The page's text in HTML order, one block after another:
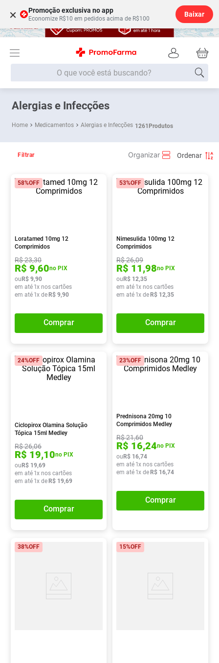
× Promoção exclusiva no app
Economize R$10 em pedidos acima de R$100
Baixar
O que você está buscando?
Alergias e Infecções
Medicamentos Alergias e Infecções 1261Produtos
Filtrar
58%OFF
Loratamed 10mg 12
Comprimidos
R$23,30
R$ 9,60no PIX
ouR$ 9,90
em até 1x nos cartões
em até 1x deR$ 9,90
Comprar
53%OFF
Nimesulida 100mg 12
Comprimidos
R$26,09
R$ 11,98no PIX
ouR$ 12,35
em até 1x nos cartões
em até 1x deR$ 12,35
Comprar
24%OFF
Ciclopirox Olamina Solução
Tópica 15ml Medley
R$26,06
R$ 19,10no PIX
ouR$ 19,69
em até 1x nos cartões
em até 1x deR$ 19,69
Comprar
23%OFF
Prednisona 20mg 10
Comprimidos Medley
R$21,60
R$ 16,24no PIX
ouR$ 16,74
em até 1x nos cartões
em até 1x deR$ 16,74
Comprar
38%OFF 15%OFF
Termos mais buscados
1 º Fralda
3º
5º Fralda G
9º Lavitan
10º Vitamina D